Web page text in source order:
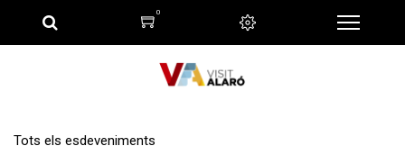
0
Tots els esdeveniments